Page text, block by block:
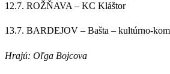
12.7. ROŽŇAVA – KC Kláštor
13.7. BARDEJOV – Bašta – kultúrno-
Hrajú: Oľga Bojcova